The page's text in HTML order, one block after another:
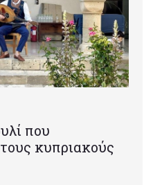
που
κυπριακούς